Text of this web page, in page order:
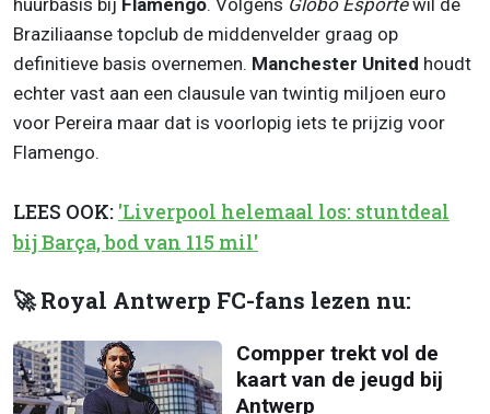
huurbasis bij Flamengo. Volgens Globo Esportewil de
Braziliaanse topclub de middenvelder graag op
definitieve basis overnemen. Manchester United houdt
echter vast aan een clausule van twintig miljoen euro
voor Pereira maar dat is voorlopig iets te prijzig voor
Flamengo.
LEES OOK: 'Liverpool helemaal los: stuntdeal
bij Barça, bod van 115 mil'
🚀 Royal Antwerp FC-fans lezen nu:
Compper trekt vol de
kaart van de jeugd bij
Antwerp